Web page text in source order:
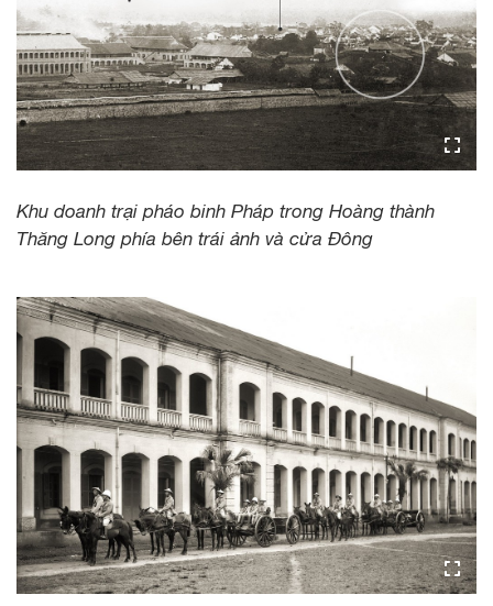
Khu doanh trại pháo binh Pháp trong Hoàng thành
Thăng Long phía bên trái ảnh và cửa Đông